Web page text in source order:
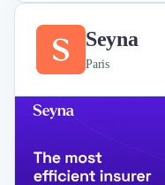
Seyna
Paris